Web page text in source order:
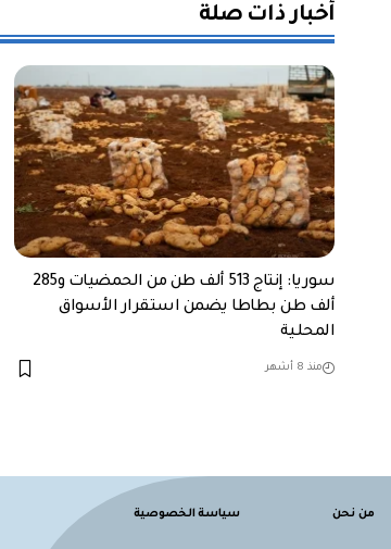
أخبار ذات صلة
سوريا: إنتاج 513 ألف طن من الحمضيات و285
ألف طن بطاطا يضمن استقرار الأسواق
المحلية
منذ 8 أشهر
من نحن سياسة الخصوصية